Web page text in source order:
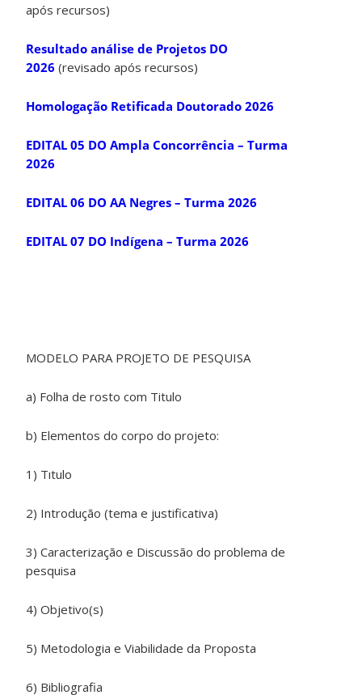
após recursos)
Resultado análise de Projetos DO
2026 (revisado após recursos)
Homologação Retificada Doutorado 2026
EDITAL 05 DO Ampla Concorrência – Turma
2026
EDITAL 06 DO AA Negres – Turma 2026
EDITAL 07 DO Indígena – Turma 2026
MODELO PARA PROJETO DE PESQUISA
a) Folha de rosto com Titulo
b) Elementos do corpo do projeto:
1) Tıtulo
2) Introdução (tema e justificativa)
3) Caracterização e Discussão do problema de
pesquisa
4) Objetivo(s)
5) Metodologia e Viabilidade da Proposta
6) Bibliografia